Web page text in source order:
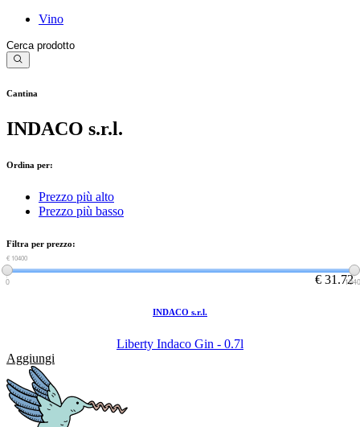
Vino
Cantina
INDACO s.r.l.
Ordina per:
Prezzo più alto
Prezzo più basso
Filtra per prezzo:
€ 0
€ 10400
0 € 31.72
INDACO s.r.l.
Liberty Indaco Gin - 0.7l
Aggiungi